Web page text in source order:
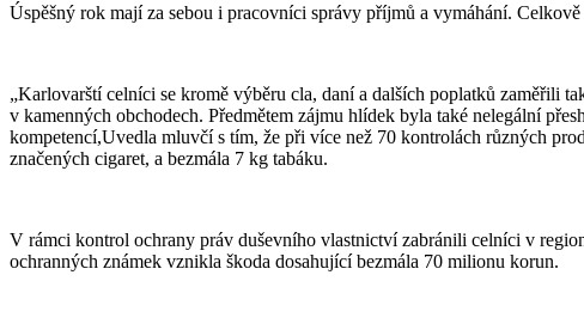
Úspěšný rok mají za sebou i pracovníci správy příjmů a vymáhání.
„Karlovarští celníci se kromě výběru cla, daní a dalších poplatků zaměřili
v kamenných obchodech. Předmětem zájmu hlídek byla také nelegální
kompetencí,Uvedla mluvčí s tím, že při více než 70 kontrolách různých
značených cigaret, a bezmála 7 kg tabáku.
V rámci kontrol ochrany práv duševního vlastnictví zabránili celníci v
ochranných známek vznikla škoda dosahující bezmála 70 milionu korun.